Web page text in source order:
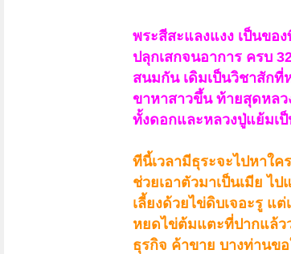
พระสีสะแลงแงง เป็นข
ปลุกเสกจนอาการ ครบ
สนมกัน เดิมเป็นวิชาสักที่
ขาหาสาวขึ้น ท้ายสุดหลว
ทั้งดอกและหลวงปู่แย้มเป็
ทีนี้เวลามีธุระจะไปหาใ
ช่วยเอาตัวมาเป็นเมีย ไ
เลี้ยงด้วยไข่ดิบเจอะรู แ
หยดไข่ต้มแตะที่ปากแล้ว
ธุรกิจ ค้าขาย บางท่านข
← 11 12 13 14 15 16